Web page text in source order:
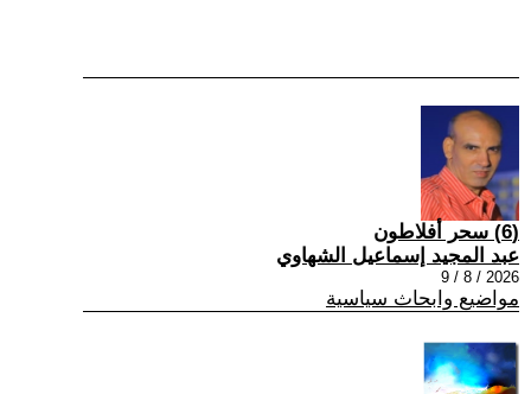
(6) سحر أفلاطون
عبد المجيد إسماعيل الشهاوي
2026 / 8 / 9
مواضيع وابحاث سياسية